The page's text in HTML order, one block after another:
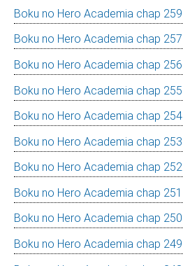
Boku no Hero Academia chap 259
Boku no Hero Academia chap 257
Boku no Hero Academia chap 256
Boku no Hero Academia chap 255
Boku no Hero Academia chap 254
Boku no Hero Academia chap 253
Boku no Hero Academia chap 252
Boku no Hero Academia chap 251
Boku no Hero Academia chap 250
Boku no Hero Academia chap 249